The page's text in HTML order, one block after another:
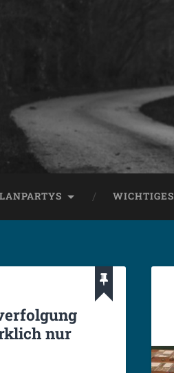
LANPARTYS WICHTIGES
nur